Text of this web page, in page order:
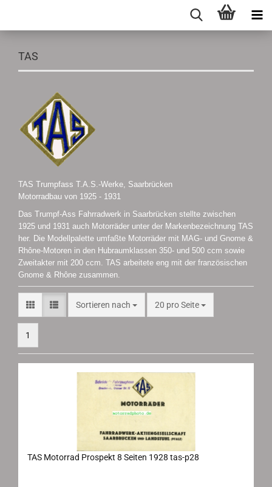
TAS
TAS Trumpfass T.A.S.-Werke, Saarbrücken
Motorradbau von 1925 - 1931
Das Trumpf-Ass Fahrradwerk in Saarbrücken stellte zwischen
1925 und 1931 auch Motorräder unter der Markenbezeichnung TAS
her. Die Modellpalette umfaßte Motorräder mit MAG- und Gnome &
Rhône-Motoren in den Hubraumklassen 350- und 500 ccm sowie
Zweitakter mit 200 ccm. TAS arbeitete eng mit der französischen
Gnome & Rhône zusammen.
Sortieren nach
Sortieren nach 20 pro Seite
pro Seite
1
TAS Motorrad Prospekt 8 Seiten 1928 tas-p28